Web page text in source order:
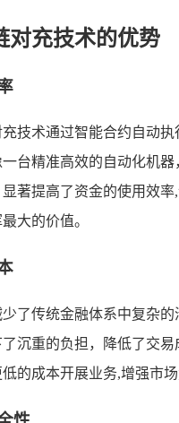
对充技术的优势
充技术通过智能合约自动
台精准高效的自动化机器
著提高了资金的使用效率
大的价值。
了传统金融体系中复杂
沉重的负担，降低了交
的成本开展业务,增强市场